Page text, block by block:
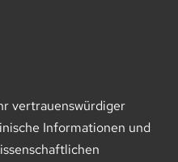
vertrauenswürdiger
Informationen und